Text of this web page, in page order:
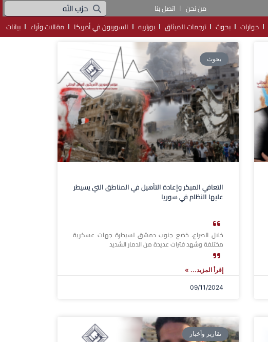
من نحن
اتصل بنا
حوارات بحوث ترجمات الميثاق بورتريه السوريون في أمريكا مقالات وآراء بيانات
بحوث
التعافي المبكر وإعادة التأهيل في المناطق التي يسيطر
عليها النظام في سوريا
خلال الصراع، خضع جنوب دمشق لسيطرة جهات عسكرية
مختلفة وشهد فترات عديدة من الدمار الشديد
إقرأ المزيد... »
09/11/2024
تقارير وأخبار